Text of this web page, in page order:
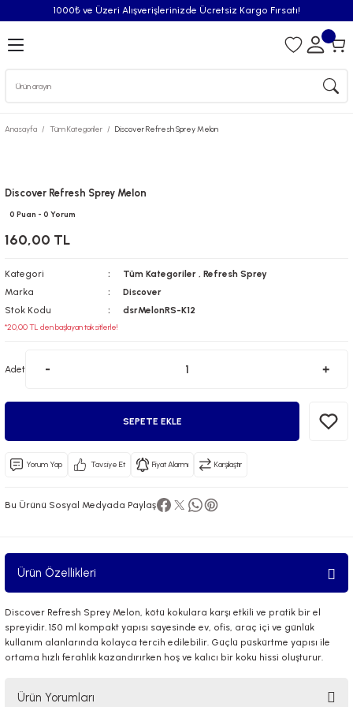
1000₺ ve Üzeri Alışverişlerinizde Ücretsiz Kargo Fırsatı!
Geri Dön
Spreyleri
Pisuvar Plastiği
Esansiyel Aroma Difüzörü
Anasayfa Tüm Kategoriler Discover Refresh Sprey Melon
Discover Refresh Sprey Melon
0 Puan - 0 Yorum
160,00 TL
Kategori Tüm Kategoriler , Refresh Sprey
Marka
Discover
Stok Kodu
dsrMelonRS-K12
*20,00 TL den başlayan taksitlerle!
Adet
SEPETE EKLE
Yorum Yap Tavsiye Et Fiyat Alarmı Karşılaştır
Bu Ürünü Sosyal Medyada Paylaş
Ürün Özellikleri
Discover Refresh Sprey Melon, kötü kokulara karşı etkili ve pratik bir el
spreyidir. 150 ml kompakt yapısı sayesinde ev, ofis, araç içi ve günlük
kullanım alanlarında kolayca tercih edilebilir. Güçlü püskürtme yapısı ile
ortama hızlı ferahlık kazandırırken hoş ve kalıcı bir koku hissi oluşturur.
Ürün Yorumları